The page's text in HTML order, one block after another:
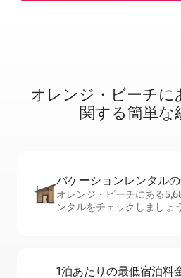
オレンジ・ビーチに⁠
関⁠す⁠る簡⁠単⁠な
バケーションレ⁠ン⁠タ⁠ル⁠
オレンジ・ビーチにある
ンタルをチェックしましょ
1泊あたりの最⁠低⁠宿⁠泊⁠料⁠